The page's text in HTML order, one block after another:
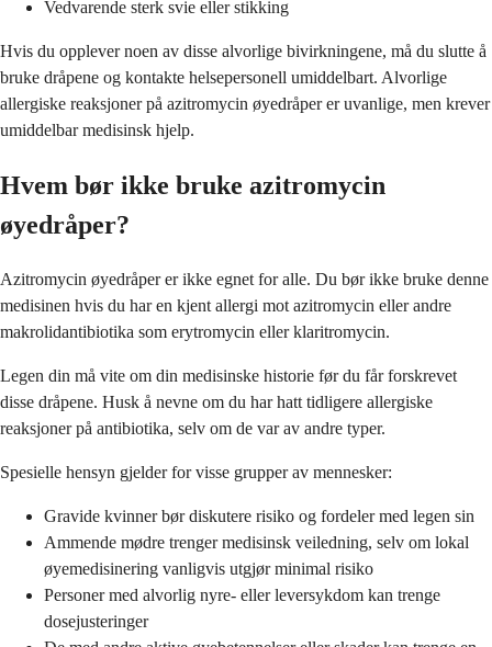
Vedvarende sterk svie eller stikking
Hvis du opplever noen av disse alvorlige bivirkningene, må du slutte å
bruke dråpene og kontakte helsepersonell umiddelbart. Alvorlige
allergiske reaksjoner på azitromycin øyedråper er uvanlige, men krever
umiddelbar medisinsk hjelp.
Hvem bør ikke bruke azitromycin
øyedråper?
Azitromycin øyedråper er ikke egnet for alle. Du bør ikke bruke denne
medisinen hvis du har en kjent allergi mot azitromycin eller andre
makrolidantibiotika som erytromycin eller klaritromycin.
Legen din må vite om din medisinske historie før du får forskrevet
disse dråpene. Husk å nevne om du har hatt tidligere allergiske
reaksjoner på antibiotika, selv om de var av andre typer.
Spesielle hensyn gjelder for visse grupper av mennesker:
Gravide kvinner bør diskutere risiko og fordeler med legen sin
Ammende mødre trenger medisinsk veiledning, selv om lokal
øyemedisinering vanligvis utgjør minimal risiko
Personer med alvorlig nyre- eller leversykdom kan trenge
dosejusteringer